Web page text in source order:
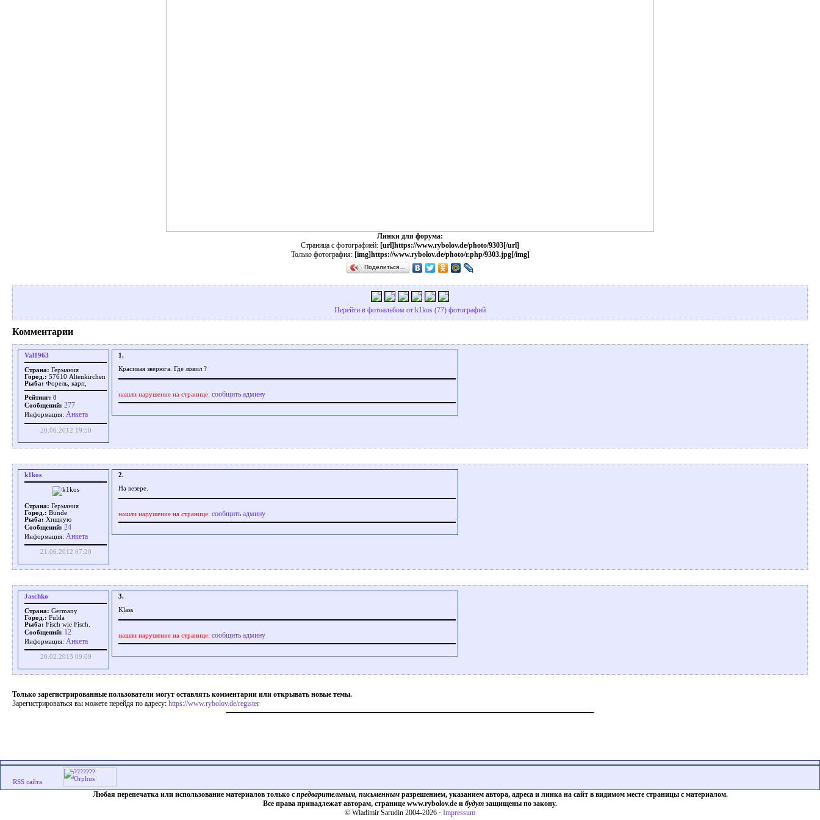
Линки для форума:
Страница с фотографией: [url]https://www.rybolov.de/photo/9303[/url]
Только фотография: [img]https://www.rybolov.de/photo/r.php/9303.jpg[/img]
Поделиться…
Перейти в фотоальбом от k1kos (77) фотографий
Комментарии
Val1963
Страна: Германия
Город.: 57610 Altenkirchen
Рыба: Форель, карп,
Рейтинг: 8
Сообщений: 277
Информация: Aнкета
20.06.2012 19:50
1.
Красивая зверюга. Где ловил ?
нашли нарушение на странице: сообщить админу
k1kos
Страна: Германия
Город.: Bünde
Рыба: Хищную
Сообщений: 24
Информация: Aнкета
21.06.2012 07:20
2.
На везере.
нашли нарушение на странице: сообщить админу
Jaschko
Страна: Germany
Город.: Fulda
Рыба: Fisch wie Fisch.
Сообщений: 12
Информация: Aнкета
20.02.2013 09:09
3.
Klass
нашли нарушение на странице: сообщить админу
Только зарегистрированные пользователи могут оставлять комментарии или открывать новые темы.
Зарегистрироваться вы можете перейдя по адресу: https://www.rybolov.de/register
Любая перепечатка или использование материалов только с предварительным, письменнымразрешением, указанием автора, адреса и линка на сайт в видимом месте страницы с материалом.
Все права принадлежат авторам, странице www.rybolov.de и будут защищены по закону.
© Wladimir Sarudin 2004-2026 · Impressum